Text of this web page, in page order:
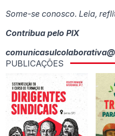
Some-se conosco. Leia,
Contribua pelo PIX
PUBLICAÇÕES